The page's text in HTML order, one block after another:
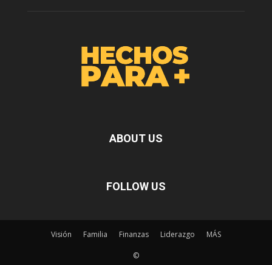
ABOUT US
FOLLOW US
Visión Familia Finanzas Liderazgo MÁS
©